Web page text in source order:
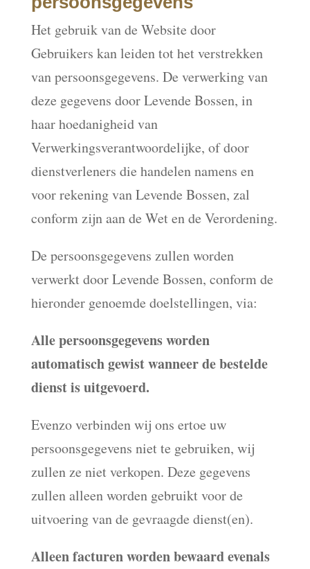
Het gebruik van de Website door
Gebruikers kan leiden tot het verstrekken
van persoonsgegevens. De verwerking van
deze gegevens door Levende Bossen, in
haar hoedanigheid van
Verwerkingsverantwoordelijke, of door
dienstverleners die handelen namens en
voor rekening van Levende Bossen, zal
conform zijn aan de Wet en de Verordening.
De persoonsgegevens zullen worden
verwerkt door Levende Bossen, conform de
hieronder genoemde doelstellingen, via:
Alle persoonsgegevens worden
automatisch gewist wanneer de bestelde
dienst is uitgevoerd.
Evenzo verbinden wij ons ertoe uw
persoonsgegevens niet te gebruiken, wij
zullen ze niet verkopen. Deze gegevens
zullen alleen worden gebruikt voor de
uitvoering van de gevraagde dienst(en).
Alleen facturen worden bewaard evenals